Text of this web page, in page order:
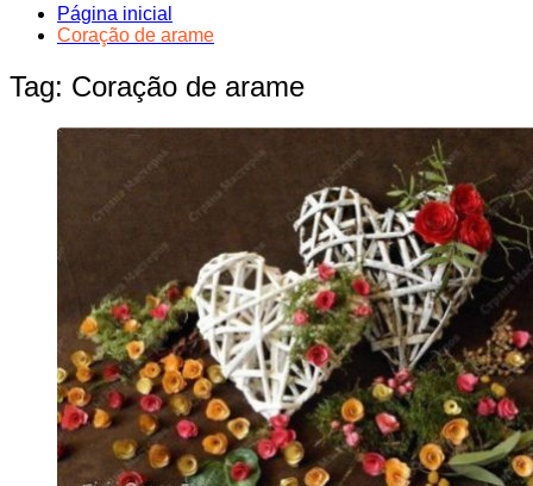
Página inicial
Coração de arame
Tag: Coração de arame